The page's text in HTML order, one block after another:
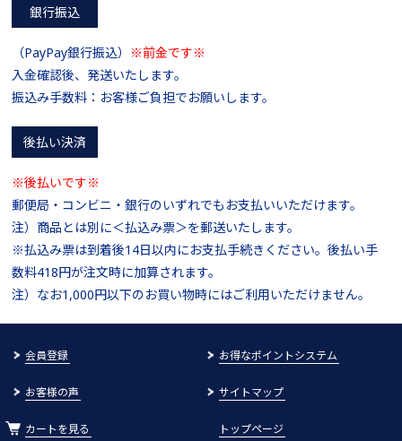
銀行振込
（PayPay銀行振込） ※前金です※
入金確認後、発送いたします。
振込み手数料：お客様ご負担でお願いします。
後払い決済
※後払いです※
郵便局・コンビニ・銀行のいずれでもお支払いいただけます。
注）商品とは別に＜払込み票＞を郵送いたします。
※払込み票は到着後14日以内にお支払手続きください。後払い手
数料418円が注文時に加算されます。
注）なお1,000円以下のお買い物時にはご利用いただけません。
会員登録 お得なポイントシステム
お客様の声 サイトマップ
カートを見る トップページ